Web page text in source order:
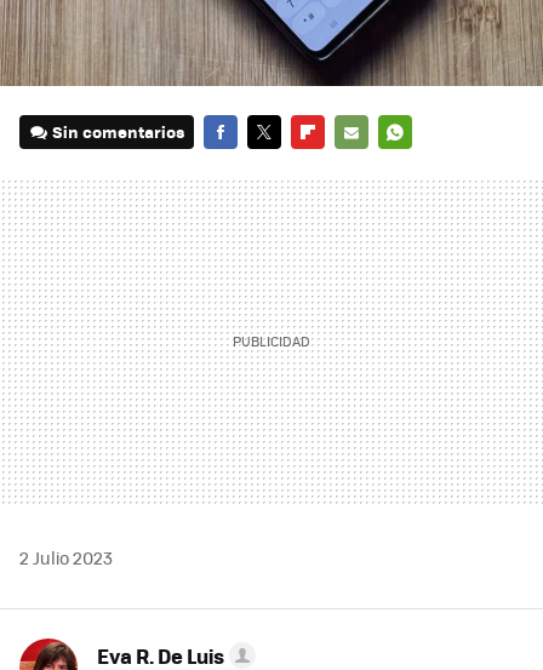
Sin comentarios
MAIL
2 Julio 2023
Eva R. De Luis